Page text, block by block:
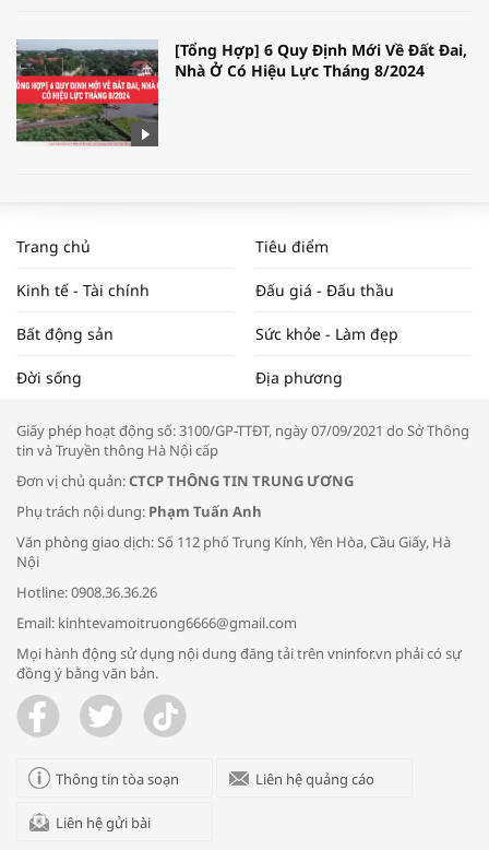
[Tổng Hợp] 6 Quy Định Mới Về Đất Đai,
Nhà Ở Có Hiệu Lực Tháng 8/2024
NAM NĂM 2024 VÀ NĂM 2025 | NHỊP
ĐẬP THỊ TRƯỜNG #62
Tọa đàm “Xúc tiến thương mại: Khơi
Bác sĩ tư vấn cách phòng tránh bệnh
đường hô hấp trong thời tiết giao mùa
Trao yêu thương cho em
Trang chủ Tiêu điểm
Kinh tế - Tài chính Đấu giá - Đấu thầu
Bất động sản Sức khỏe - Làm đẹp
Đời sống Địa phương
Giấy phép hoạt động số: 3100/GP-TTĐT, ngày 07/09/2021 do Sở Thông
tin và Truyền thông Hà Nội cấp
Đơn vị chủ quản:CTCP THÔNG TIN TRUNG ƯƠNG
Phụ trách nội dung: Phạm Tuấn Anh
Văn phòng giao dịch: Số 112 phố Trung Kính, Yên Hòa, Cầu Giấy, Hà
Nội
Hotline: 0908.36.36.26
Email: kinhtevamoitruong6666@gmail.com
Mọi hành động sử dụng nội dung đăng tải trên vninfor.vn phải có sự
đồng ý bằng văn bản.
Thông tin tòa soạn Liên hệ quảng cáo
Liên hệ gửi bài